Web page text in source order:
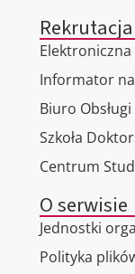
Rekrutacja
Informator
Biuro
Szkoła
Centrum
O serwisie
Jednostki
Polityka